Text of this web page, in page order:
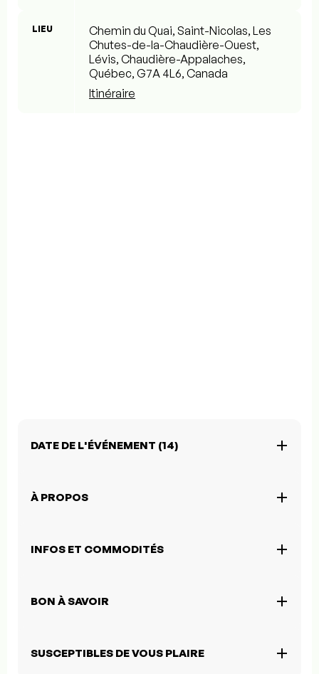
LIEU
Chemin du Quai, Saint-Nicolas, Les
Chutes-de-la-Chaudière-Ouest,
Lévis, Chaudière-Appalaches,
Québec, G7A 4L6, Canada
Itinéraire
DATE DE L'ÉVÉNEMENT (14)
À PROPOS
INFOS ET COMMODITÉS
BON À SAVOIR
SUSCEPTIBLES DE VOUS PLAIRE